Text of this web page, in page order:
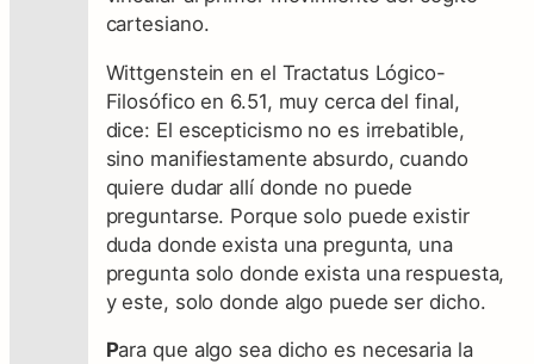
cartesiano.
Wittgenstein en el Tractatus Lógico-
Filosófico en 6.51, muy cerca del final,
dice: El escepticismo no es irrebatible,
sino manifiestamente absurdo, cuando
quiere dudar allí donde no puede
preguntarse. Porque solo puede existir
duda donde exista una pregunta, una
pregunta solo donde exista una respuesta,
y este, solo donde algo puede ser dicho.
Para que algo sea dicho es necesaria la